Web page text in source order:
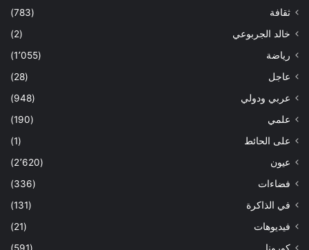
ثقافة
(783)
خالد الجربوعي
(2)
رياضة
(1٬055)
عاجل
(28)
عربي ودولي
(948)
علمي
(190)
على الحائط
(1)
عيون
(2٬620)
فضاءات
(336)
في الذاكرة
(131)
فيديوهات
(21)